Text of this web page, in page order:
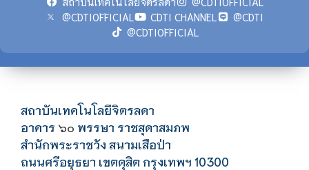
@CDTIOFFICIAL
CDTI CHANNEL
@CDTI
@CDTIOFFICIAL
สถาบันเทคโนโลยีจิตรลดา
อาคาร ๖๐ พรรษา ราชสุดาสมภพ
สำนักพระราชวัง สนามเสือป่า
ถนนศรีอยุธยา เขตดุสิต กรุงเทพฯ 10300